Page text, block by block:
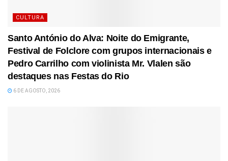
CULTURA
Santo António do Alva: Noite do Emigrante,
Festival de Folclore com grupos internacionais e
Pedro Carrilho com violinista Mr. Vlalen são
destaques nas Festas do Rio
6 DE AGOSTO, 2026